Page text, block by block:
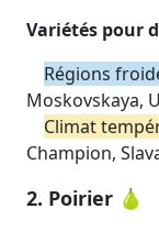
Variétés pour
Régions
Moskovskaya,
Climat
Champion,
2. Poirier 🍐